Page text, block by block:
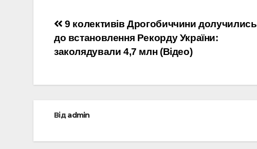
Навігація
записів
9 колективів Дрогобиччини долучились
до встановлення Рекорду України:
заколядували 4,7 млн (Відео)
Відadmin